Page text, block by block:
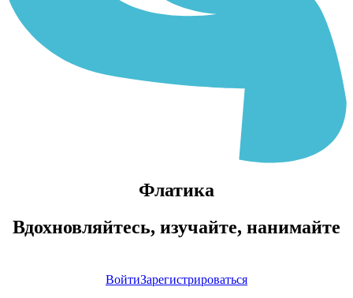
Флатика
Вдохновляйтесь, изучайте, нанимайте
ВойтиЗарегистрироваться